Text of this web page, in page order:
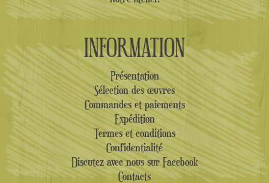
INFORMATION
Présentation
Sélection des œuvres
Commandes et paiements
Expédition
Termes et conditions
Confidentialité
Discutez avec nous sur Facebook
Contacts